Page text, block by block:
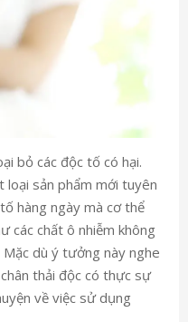
bỏ các độc tố có hại.
loại sản phẩm mới tuyên
hàng ngày mà cơ thể
các chất ô nhiễm không
dù ý tưởng này nghe
thải độc có thực sự
về việc sử dụng